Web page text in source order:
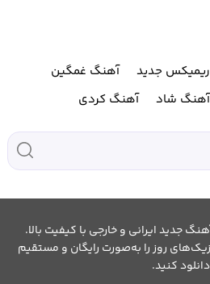
ریمیکس جدید
آهنگ غمگین
آهنگ شاد آهنگ کردی
جدید ایرانی و خارجی با کیفیت بالا.
روز را به‌صورت رایگان و مستقیم
دانلود کنید.